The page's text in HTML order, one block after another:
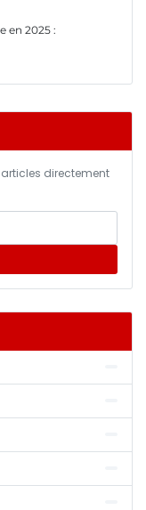
en 2025 :
directement